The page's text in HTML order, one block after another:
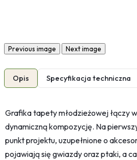
Previous image Next image
Opis Specyfikacja techniczna
Grafika tapety młodzieżowej łączy
dynamiczną kompozycję. Na
punkt projektu, uzupełnione o
pojawiają się gwiazdy oraz ptaki, a